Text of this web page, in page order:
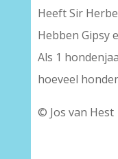
Heeft Sir
Hebben Gipsy
Als 1
hoeveel
© Jos van Hest